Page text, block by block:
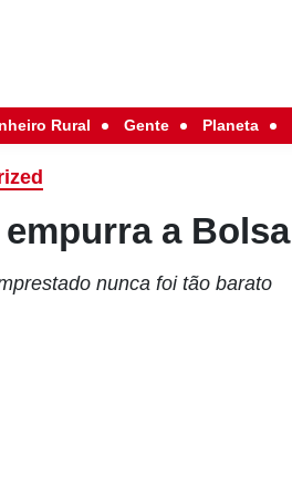
Rural Gente Planeta
a Bolsa
nunca foi tão barato